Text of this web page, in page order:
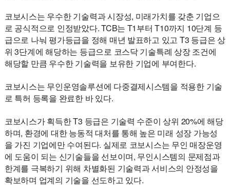
코보시스는 우수한 기술력과 시장성, 미래가치를 갖춘 기업으
로 공식적으로 인정받았다. TCB는 T1부터 T10까지 10단계 등
급으로 나눠 평가등급을 정해 매년 발표하고 있고 T3 등급은 상
위 3단계에 해당하는 등급으로 코스닥 기술특례 상장 조건에
해당할 만큼 우수한 기술력을 보유한 기업에 부여한다.
코보시스는 무인운영솔루션에 다중결제시스템을 적용한 기술
로 특허 등록을 완료한 바 있다.
코보시스가 획득한 T3 등급은 기술력 수준이 상위 20%에 해당
하며, 환경에 대한 능동적 대처를 통해 높은 미래 성장 가능성
을 가진 기업에만 수여된다. 실제로 코보시스는 무인 매장운영
에 도움이 되는 신기술들을 선보이며, 무인시스템의 문제점과
한계를 극복하기 위해 차별화된 기술력과 서비스의 안정성을
확보하며 업계의 기술을 선도하고 있다.